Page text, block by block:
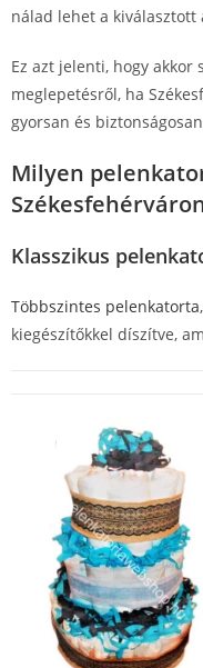
nálad lehet a kiválasztott
Ez azt jelenti, hogy
meglepetésről, ha
gyorsan és
Milyen
Klasszikus
Többszintes pelenkatorta
kiegészítőkkel díszítve,